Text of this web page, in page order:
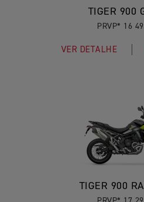
TIGER 900
PRVP* 16
VER DETALHE
TIGER 900